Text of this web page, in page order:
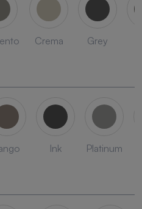
Crema Grey
Ink Platinum